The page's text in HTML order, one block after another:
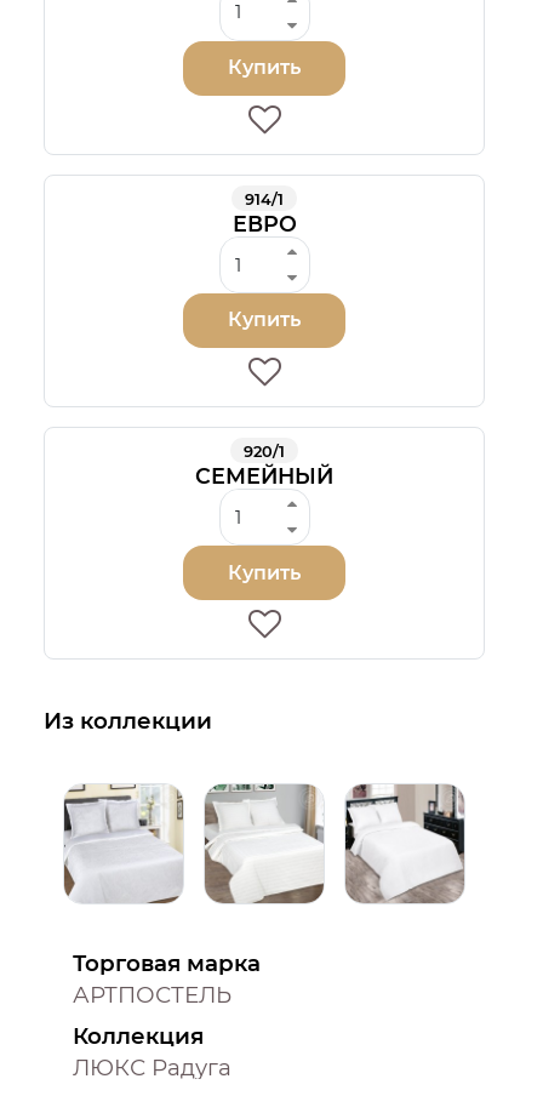
Купить
914/1
ЕВРО
Купить
920/1
СЕМЕЙНЫЙ
Купить
Из коллекции
Торговая марка
АРТПОСТЕЛЬ
Коллекция
ЛЮКС Радуга